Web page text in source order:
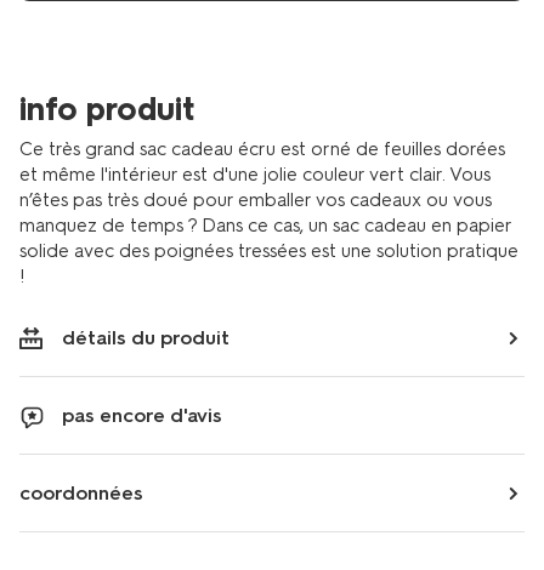
info produit
Ce très grand sac cadeau écru est orné de feuilles dorées
et même l'intérieur est d'une jolie couleur vert clair. Vous
n’êtes pas très doué pour emballer vos cadeaux ou vous
manquez de temps ? Dans ce cas, un sac cadeau en papier
solide avec des poignées tressées est une solution pratique
!
détails du produit
pas encore d'avis
coordonnées